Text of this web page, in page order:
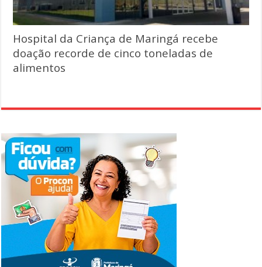
Hospital da Criança de Maringá recebe
doação recorde de cinco toneladas de
alimentos